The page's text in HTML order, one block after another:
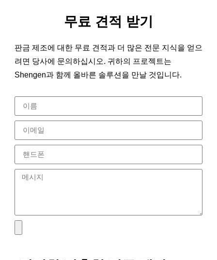
무료 견적 받기
판금 제조에 대한 무료 견적과 더 많은 전문 지식을 얻으
려면 당사에 문의하십시오. 귀하의 프로젝트는
Shengen과 함께 올바른 솔루션을 만날 것입니다.